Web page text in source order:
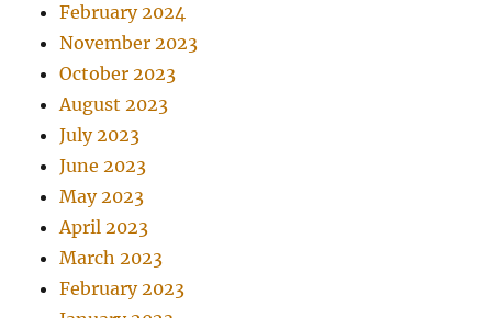
February 2024
November 2023
October 2023
August 2023
July 2023
June 2023
May 2023
April 2023
March 2023
February 2023